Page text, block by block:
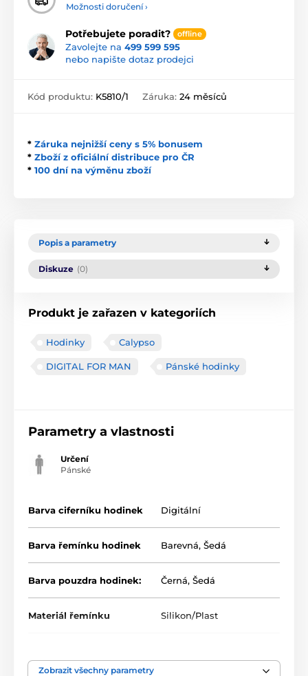
Možnosti doručení ›
Potřebujete poradit? offline
Zavolejte na 499 599 595
nebo napište dotaz prodejci
Kód produktu: K5810/1 Záruka: 24 měsíců
* Záruka nejnižší ceny s 5% bonusem
* Zboží z oficiální distribuce pro ČR
* 100 dní na výměnu zboží
Popis a parametry
Diskuze (0)
Produkt je zařazen v kategoriích
Hodinky Calypso
DIGITAL FOR MAN Pánské hodinky
Parametry a vlastnosti
Určení
Pánské
Barva ciferníku hodinek Digitální
Barva řemínku hodinek Barevná, Šedá
Barva pouzdra hodinek: Černá, Šedá
Materiál řemínku Silikon/Plast
Zobrazit všechny parametry